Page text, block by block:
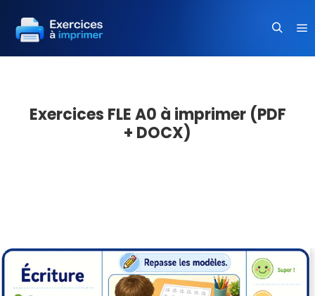
Exercices FLE A0 à imprimer (PDF
+ DOCX)